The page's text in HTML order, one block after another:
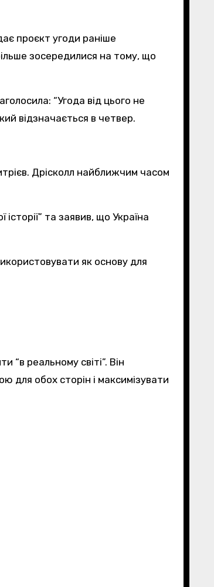
проєкт угоди раніше
зосередилися на тому, що
“Угода від цього не
відзначається в четвер.
Дрісколл найближчим часом
та заявив, що Україна
як основу для
реальному світі”. Він
для обох сторін і максимізувати